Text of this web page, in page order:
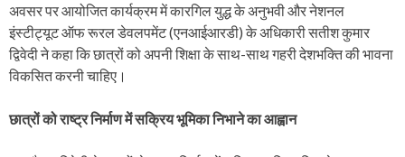
अवसर पर आयोजित कार्यक्रम में कारगिल युद्ध के अनुभवी और नेशनल
इंस्टीट्यूट ऑफ रूरल डेवलपमेंट (एनआईआरडी) के अधिकारी सतीश कुमार
द्विवेदी ने कहा कि छात्रों को अपनी शिक्षा के साथ-साथ गहरी देशभक्ति की भावना
विकसित करनी चाहिए।
छात्रों को राष्ट्र निर्माण में सक्रिय भूमिका निभाने का आह्वान